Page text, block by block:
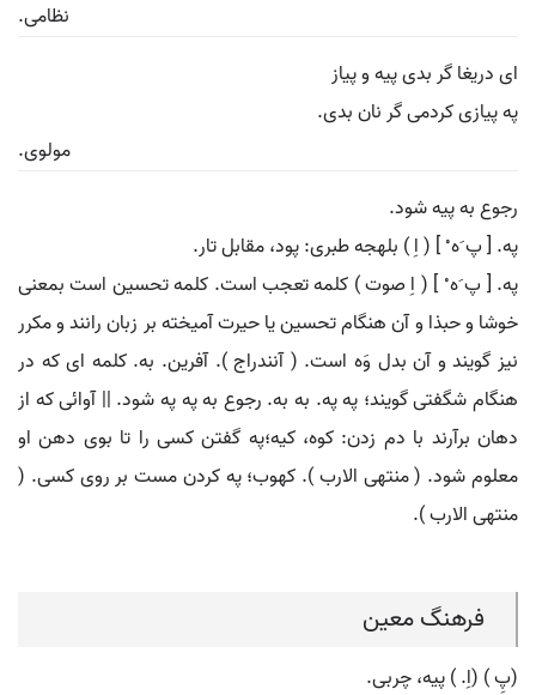
نظامی.
ای دریغا گر بدی پیه و پیاز
په پیازی کردمی گر نان بدی.
مولوی.
رجوع به پیه شود.
په. [ پ َه ْ ] ( اِ ) بلهجه طبری: پود، مقابل تار.
په. [ پ َه ْ ] ( اِ صوت ) کلمه تعجب است. کلمه تحسین است بمعنی
خوشا و حبذا و آن هنگام تحسین یا حیرت آمیخته بر زبان رانند و مکرر
نیز گویند و آن بدل وَه است. ( آنندراج ). آفرین. به. کلمه ای که در
هنگام شگفتی گویند؛ په په. به به. رجوع به په په شود. || آوائی که از
دهان برآرند با دم زدن: کوه، کیه؛په گفتن کسی را تا بوی دهن او
معلوم شود. ( منتهی الارب ). کهوب؛ په کردن مست بر روی کسی. (
منتهی الارب ).
فرهنگ معین
(پِ ) (اِ. ) پیه، چربی.